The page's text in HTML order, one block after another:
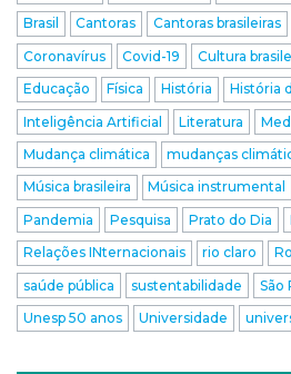
Brasil
Cantoras Cantoras brasileiras
Coronavírus
Covid-19 Cultura
Educação
Física História
História
Inteligência Artificial
Literatura
Mudança climática
mudanças
Música brasileira
Música instrumental
Pandemia
Pesquisa Prato do Dia
Relações INternacionais
rio claro
saúde pública
sustentabilidade São
Unesp 50 anos
Universidade